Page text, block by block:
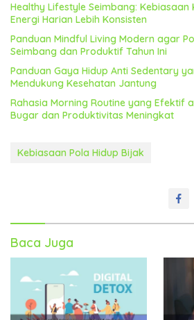
Healthy Lifestyle Seimbang: Kebiasaan
Energi Harian Lebih Konsisten
Panduan Mindful Living Modern agar
Seimbang dan Produktif Tahun Ini
Panduan Gaya Hidup Anti Sedentary
Mendukung Kesehatan Jantung
Rahasia Morning Routine yang Efektif
Bugar dan Produktivitas Meningkat
Kebiasaan Pola Hidup Bijak
Baca Juga